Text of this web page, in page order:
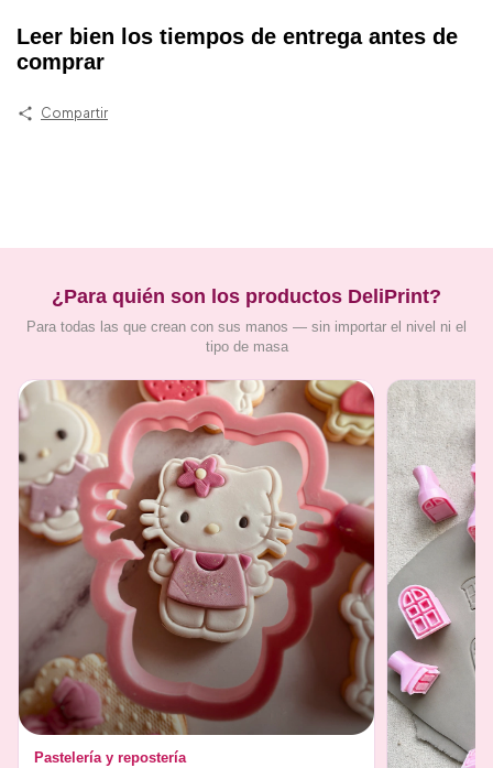
Leer bien los tiempos de entrega antes de
comprar
Compartir
¿Para quién son los productos DeliPrint?
Para todas las que crean con sus manos — sin importar el nivel ni el
tipo de masa
Pastelería y repostería